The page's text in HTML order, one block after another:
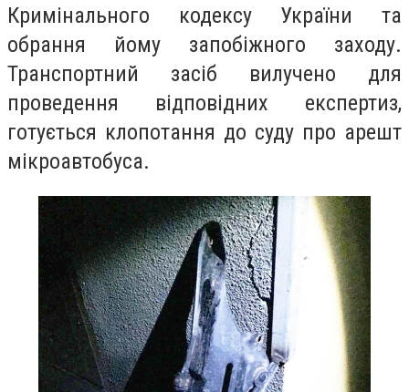
Кримінального кодексу України та
обрання йому запобіжного заходу.
Транспортний засіб вилучено для
проведення відповідних експертиз,
готується клопотання до суду про арешт
мікроавтобуса.